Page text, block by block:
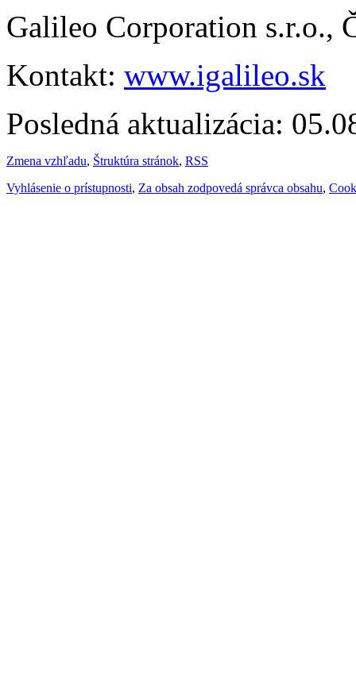
Galileo Corporation s.r.o.,
Kontakt: www.igalileo.sk
Posledná aktualizácia:
Zmena vzhľadu, Štruktúra stránok, RSS
Vyhlásenie o prístupnosti, Za obsah zodpovedá správca obsahu,